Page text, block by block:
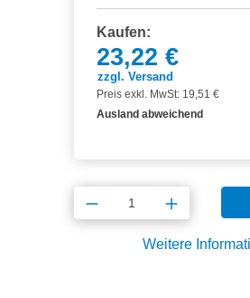
Kaufen:
23,22 €
zzgl. Versand
Preis exkl. MwSt: 19,51 €
Ausland abweichend
Produkt Anzahl:
Weitere